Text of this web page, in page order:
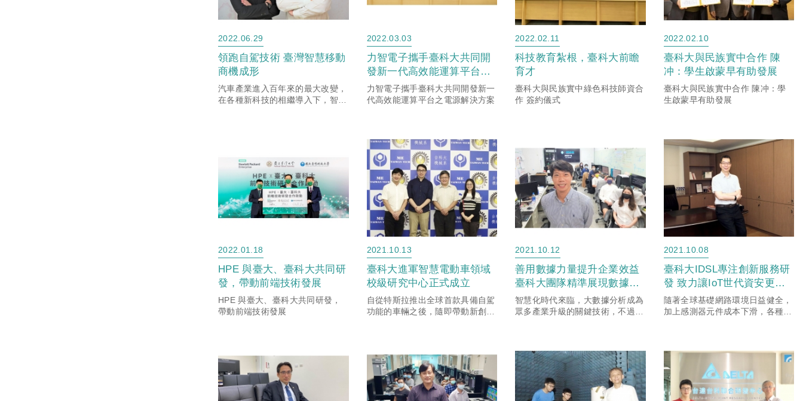
2022.06.29
領跑自駕技術 臺灣智慧移動
商機成形
汽車產業進入百年來的最大改變，
在各種新科技的相繼導入下，智慧
2022.03.03
力智電子攜手臺科大共同開
發新一代高效能運算平台之
電源解決方案
力智電子攜手臺科大共同開發新一
代高效能運算平台之電源解決方案
2022.02.11
科技教育紮根，臺科大前瞻
育才
臺科大與民族實中綠色科技師資合
作 簽約儀式
2022.02.10
臺科大與民族實中合作 陳
冲：學生啟蒙早有助發展
臺科大與民族實中合作 陳冲：學
生啟蒙早有助發展
2022.01.18
HPE 與臺大、臺科大共同研
發，帶動前端技術發展
HPE 與臺大、臺科大共同研發，
帶動前端技術發展
2021.10.13
臺科大進軍智慧電動車領域
校級研究中心正式成立
自從特斯拉推出全球首款具備自駕
功能的車輛之後，隨即帶動新創、
上演。根據波士頓顧問公司研究
報...
2021.10.12
善用數據力量提升企業效益
臺科大團隊精準展現數據價
值
智慧化時代來臨，大數據分析成為
眾多產業升級的關鍵技術，不過無
據的真實面貌，讓策略制定更精
確，...
2021.10.08
臺科大IDSL專注創新服務研
發 致力讓IoT世代資安更安
全
隨著全球基礎網路環境日益健全，
加上感測器元件成本下滑，各種類
指出，預估2025年整體...